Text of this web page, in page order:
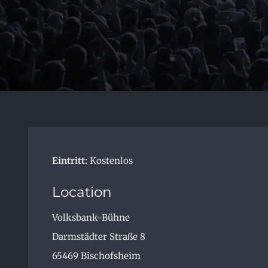
Eintritt:Kostenlos
Location
Volksbank-Bühne
Darmstädter Straße 8
65469 Bischofsheim